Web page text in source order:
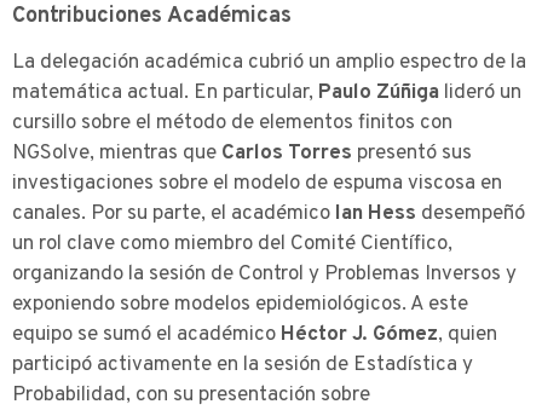
Contribuciones Académicas
La delegación académica cubrió un amplio espectro de la
matemática actual. En particular, Paulo Zúñiga lideró un
cursillo sobre el método de elementos finitos con
NGSolve, mientras que Carlos Torres presentó sus
investigaciones sobre el modelo de espuma viscosa en
canales. Por su parte, el académico Ian Hess desempeñó
un rol clave como miembro del Comité Científico,
organizando la sesión de Control y Problemas Inversos y
exponiendo sobre modelos epidemiológicos. A este
equipo se sumó el académico Héctor J. Gómez, quien
participó activamente en la sesión de Estadística y
Probabilidad, con su presentación sobre